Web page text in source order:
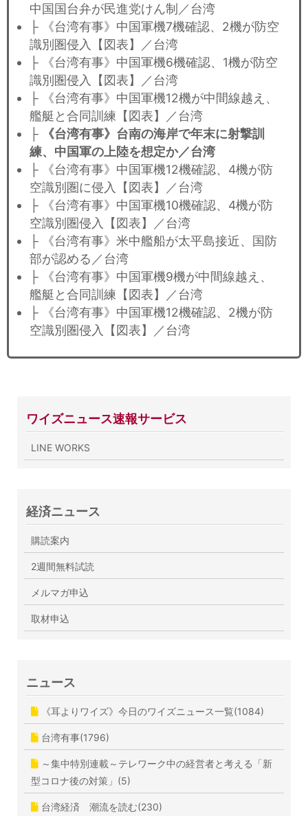
中国国台弁が民進党けん制／台湾
├ 《台湾有事》中国軍機7機確認、2機が防空
識別圏侵入【図表】／台湾
├ 《台湾有事》中国軍機6機確認、1機が防空
識別圏侵入【図表】／台湾
├ 《台湾有事》中国軍機12機が中間線越え、
艦艇と合同訓練【図表】／台湾
├
《台湾有事》台南の海岸で年末に射撃訓
練、中国軍の上陸を想定か／台湾
├ 《台湾有事》中国軍機12機確認、4機が防
空識別圏に侵入【図表】／台湾
├ 《台湾有事》中国軍機10機確認、4機が防
空識別圏侵入【図表】／台湾
├ 《台湾有事》米中艦船が太平島接近、国防
部が認める／台湾
├ 《台湾有事》中国軍機9機が中間線越え、
艦艇と合同訓練【図表】／台湾
├ 《台湾有事》中国軍機12機確認、2機が防
空識別圏侵入【図表】／台湾
ワイズニュース速報サービス
LINE WORKS
経済ニュース
購読案内
2週間無料試読
メルマガ申込
取材申込
ニュース
《耳よりワイズ》今日のワイズニュース一覧(1084)
台湾有事(1796)
～集中特別連載～テレワーク中の経営者と考える「新
型コロナ後の対策」(5)
台湾経済 潮流を読む(230)